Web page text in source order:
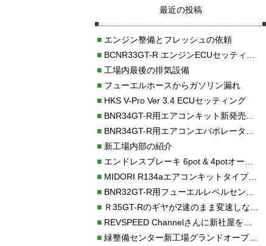
最近の投稿
■エンジン整備とフレッシュの依頼
■BCNR33GT-R エンジンECUセッティング調整
■工場内最後の排気設備
■フューエルホースからガソリン漏れ
■HKS V-Pro Ver 3.4 ECUセッティング
■BNR34GT-R用エアコンキット新発売！！
■BNR34GT-R用エアコンエバポレーターを新発売！！
■新工場内部の紹介
■エンドレスブレーキ 6pot & 4potオーバーホール
■MIDORI R134aエアコンキットタイプⅡ取り付け
■BNR32GT-R用フューエルレベルセンサー新発売！！
■Ｒ35GT-Rのギヤが2速のまま変速しない！！
■REVSPEED Channelさんに新社屋を紹介していただきました!!
■緑整備センター新工場グランドオープン・続報